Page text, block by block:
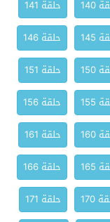
140
حلقة 141
145
حلقة 146
150
حلقة 151
155
حلقة 156
160
حلقة 161
165
حلقة 166
170
حلقة 171